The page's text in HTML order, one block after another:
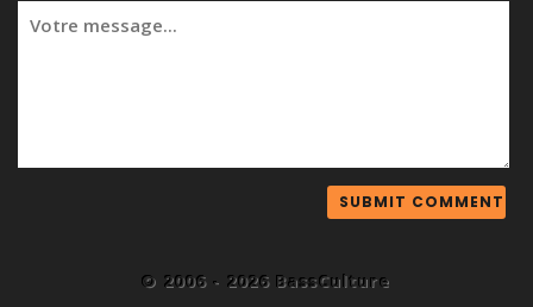
© 2006 - 2026 BassCulture